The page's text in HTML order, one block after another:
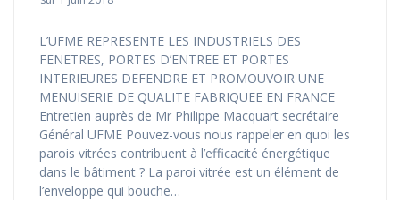
L’UFME REPRESENTE LES INDUSTRIELS DES
FENETRES, PORTES D’ENTREE ET PORTES
INTERIEURES DEFENDRE ET PROMOUVOIR UNE
MENUISERIE DE QUALITE FABRIQUEE EN FRANCE
Entretien auprès de Mr Philippe Macquart secrétaire
Général UFME Pouvez-vous nous rappeler en quoi les
parois vitrées contribuent à l’efficacité énergétique
dans le bâtiment ? La paroi vitrée est un élément de
l’enveloppe qui bouche…